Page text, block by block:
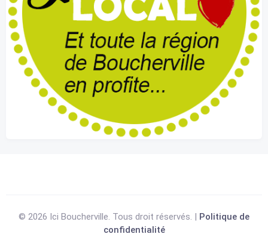
© 2026 Ici Boucherville. Tous droit réservés. | Politique de
confidentialité